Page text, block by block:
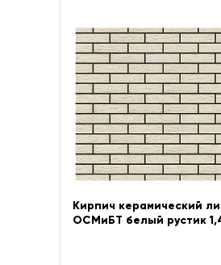
Кирпич керамический
ОСМиБТ белый рустик